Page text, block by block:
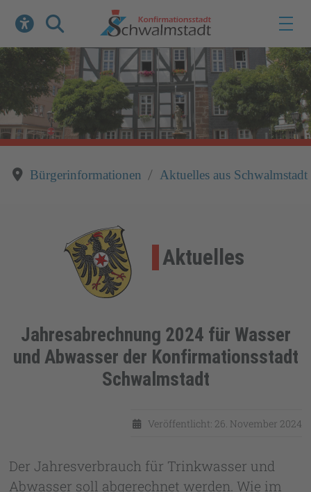
Werkzeuge zur Barrierefreiheit öffnen
Suche
Bürgerinformationen Aktuelles aus Schwalmstadt
Aktuelles
Jahresabrechnung 2024 für Wasser
und Abwasser der Konfirmationsstadt
Schwalmstadt
Veröffentlicht: 26. November 2024
Der Jahresverbrauch für Trinkwasser und
Abwasser soll abgerechnet werden. Wie im